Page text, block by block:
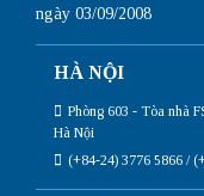
ngày 03/09/2008
HÀ NỘI
Phòng 603 - Tòa nhà
Hà Nội
(+84-24) 3776 5866 /